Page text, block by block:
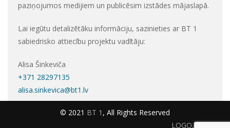
paziņojumos medijiem un publicēsim izstādes mājaslapā.
Lai iegūtu detalizētāku informāciju, sazinieties ar BT 1
sabiedrisko attiecību projektu vadītāju:
Alisa Šinkeviča
+371 28297135
alisa.sinkevica@bt1.lv
© 2021 BT 1 , All Rights Reserved
LOGO, BANERI